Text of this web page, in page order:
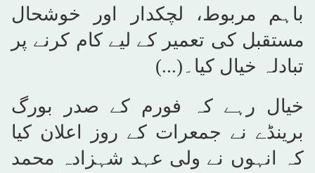
باہم مربوط، لچکدار اور خوشحال
مستقبل کی تعمیر کے لیے کام کرنے پر
تبادلہ خیال کیا۔(...)
خیال رہے کہ فورم کے صدر بورگ
برینڈے نے جمعرات کے روز اعلان کیا
کہ انہوں نے ولی عہد شہزادہ محمد